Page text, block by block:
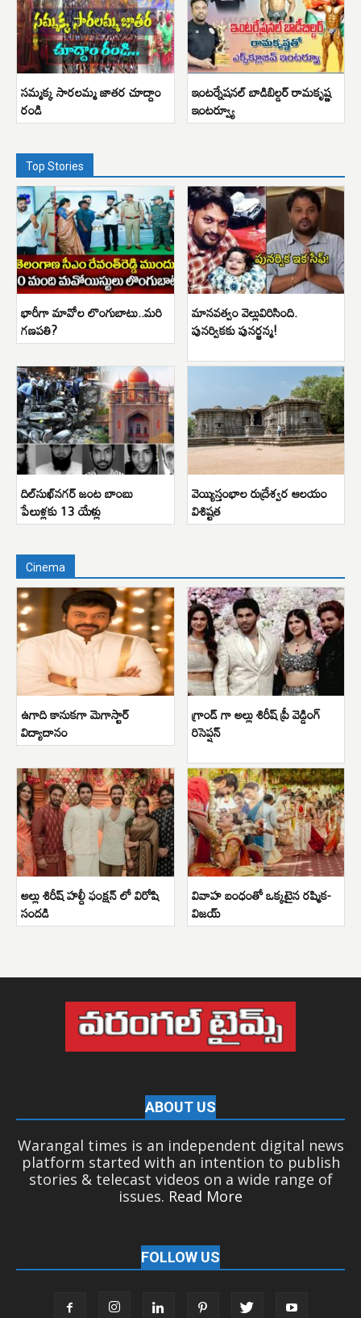
సమ్మక్క సారలమ్మ జాతర చూద్దాం
రండి
ఇంటర్నేషనల్ బాడిబిల్డర్ రామకృష్ణ
ఇంటర్వ్యూ
Top Stories
భారీగా మావోల లొంగుబాటు..మరి
గణపతి?
మానవత్వం వెల్లువిరిసింది.
పునర్వికకు పునర్జన్మ!
దిల్‌సుఖ్‌నగర్ జంట బాంబు
పేలుళ్లకు 13 యేళ్లు
వెయ్యిస్తంభాల రుద్రేశ్వర ఆలయం
విశిష్టత
Cinema
ఉగాది కానుకగా మెగాస్టార్
విద్యాదానం
గ్రాండ్ గా అల్లు శిరీష్ ప్రీ వెడ్డింగ్
రిసెప్షన్
అల్లు శిరీష్ హల్దీ ఫంక్షన్ లో విరోషి
సందడి
వివాహ బంధంతో ఒక్కటైన రష్మిక-
విజయ్
ABOUT US
Warangal times is an independent digital news
platform started with an intention to publish
stories & telecast videos on a wide range of
issues. Read More
FOLLOW US